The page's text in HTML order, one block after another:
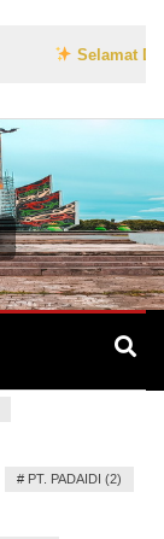
Selamat Datang
# PT. PADAIDI (2)